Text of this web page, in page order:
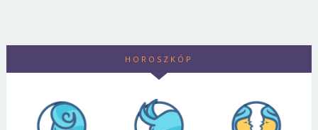
HOROSZKÓP